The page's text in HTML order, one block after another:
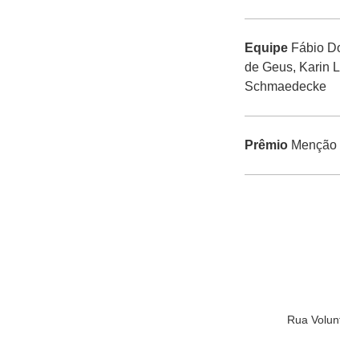
Equipe Fábio
de Geus, Karin
Schmaedecke
PrêmioMenção
Rua